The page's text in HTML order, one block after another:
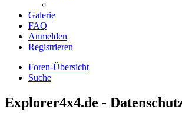
Galerie
FAQ
Anmelden
Registrieren
Foren-Übersicht
Suche
Explorer4x4.de -